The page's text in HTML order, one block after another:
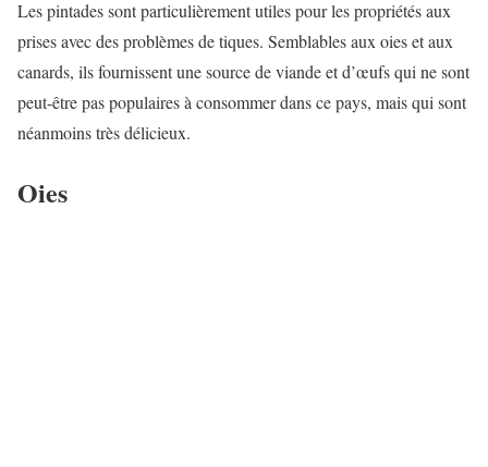
Les pintades sont particulièrement utiles pour les propriétés aux
prises avec des problèmes de tiques. Semblables aux oies et aux
canards, ils fournissent une source de viande et d’œufs qui ne sont
peut-être pas populaires à consommer dans ce pays, mais qui sont
néanmoins très délicieux.
Oies